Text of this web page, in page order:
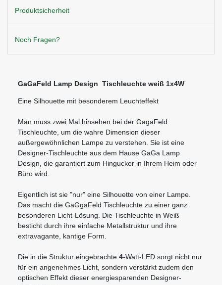
Produktsicherheit
Noch Fragen?
GaGaFeld Lamp Design Tischleuchte weiß 1x4W
Eine Silhouette mit besonderem Leuchteffekt
Man muss zwei Mal hinsehen bei der GagaFeld
Tischleuchte, um die wahre Dimension dieser
außergewöhnlichen Lampe zu verstehen. Sie ist eine
Designer-Tischleuchte aus dem Hause GaGa Lamp
Design, die garantiert zum Hingucker in Ihrem Heim oder
Büro wird.
Eigentlich ist sie "nur" eine Silhouette von einer Lampe.
Das macht die GaGgaFeld Tischleuchte zu einer ganz
besonderen Licht-Lösung. Die Tischleuchte in Weiß
besticht durch ihre einfache Metallstruktur und ihre
extravagante, kantige Form.
Die in die Struktur eingebrachte 4-Watt-LED sorgt nicht nur
für ein angenehmes Licht, sondern verstärkt zudem den
optischen Effekt dieser energiesparenden Designer-